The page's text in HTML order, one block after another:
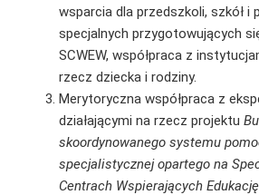
wsparcia dla przedszkoli, szkół i
specjalnych przygotowujących
SCWEW, współpraca z
rzecz dziecka i rodziny.
Merytoryczna współpraca z
działającymi na rzecz projektu
skoordynowanego systemu
specjalistycznej opartego na
Centrach Wspierających